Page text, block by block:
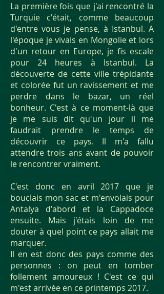
La première fois que j'ai rencontré la
Turquie c'était, comme beaucoup
d'entre vous je pense, à Istanbul. A
l'époque je vivais en Mongolie et lors
d'un retour en Europe, je fis escale
pour 24 heures à Istanbul. La
découverte de cette ville trépidante
et colorée fut un ravissement et me
perdre dans le bazar, un réel
bonheur. C'est à ce moment-là que
je me suis dit qu'un jour il me
faudrait prendre le temps de
découvrir ce pays. Il m'a fallu
attendre trois ans avant de pouvoir
le rencontrer vraiment.
C'est donc en avril 2017 que je
bouclais mon sac et m'envolais pour
Antalya d'abord et la Cappadoce
ensuite. Mais j'étais loin de me
douter à quel point ce pays allait me
marquer.
Il en est donc des pays comme des
personnes : on peut en tomber
follement amoureux ! C'est ce qui
m'est arrivée en ce printemps 2017.